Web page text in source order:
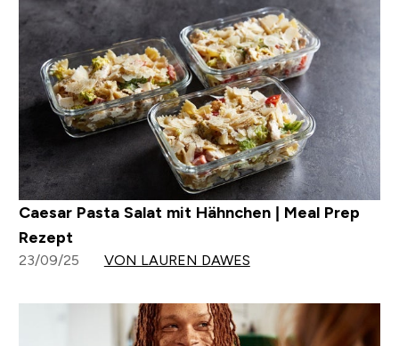
Caesar Pasta Salat mit Hähnchen | Meal Prep
Rezept
23/09/25 VON LAUREN DAWES